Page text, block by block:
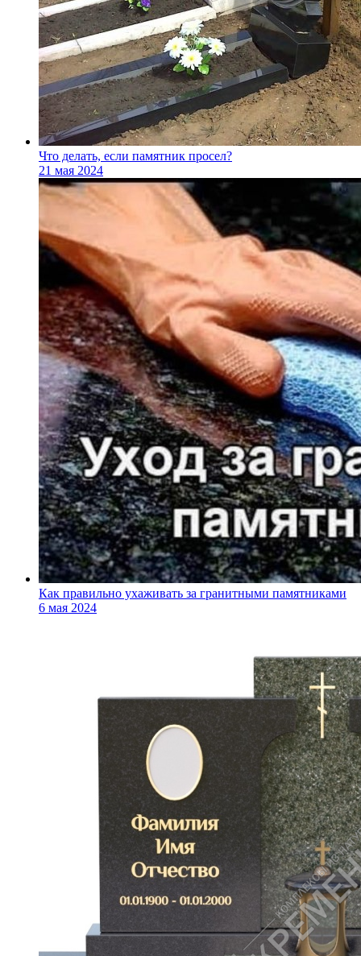
Что делать, если памятник просел?
21 мая 2024
Как правильно ухаживать за гранитными памятниками
6 мая 2024